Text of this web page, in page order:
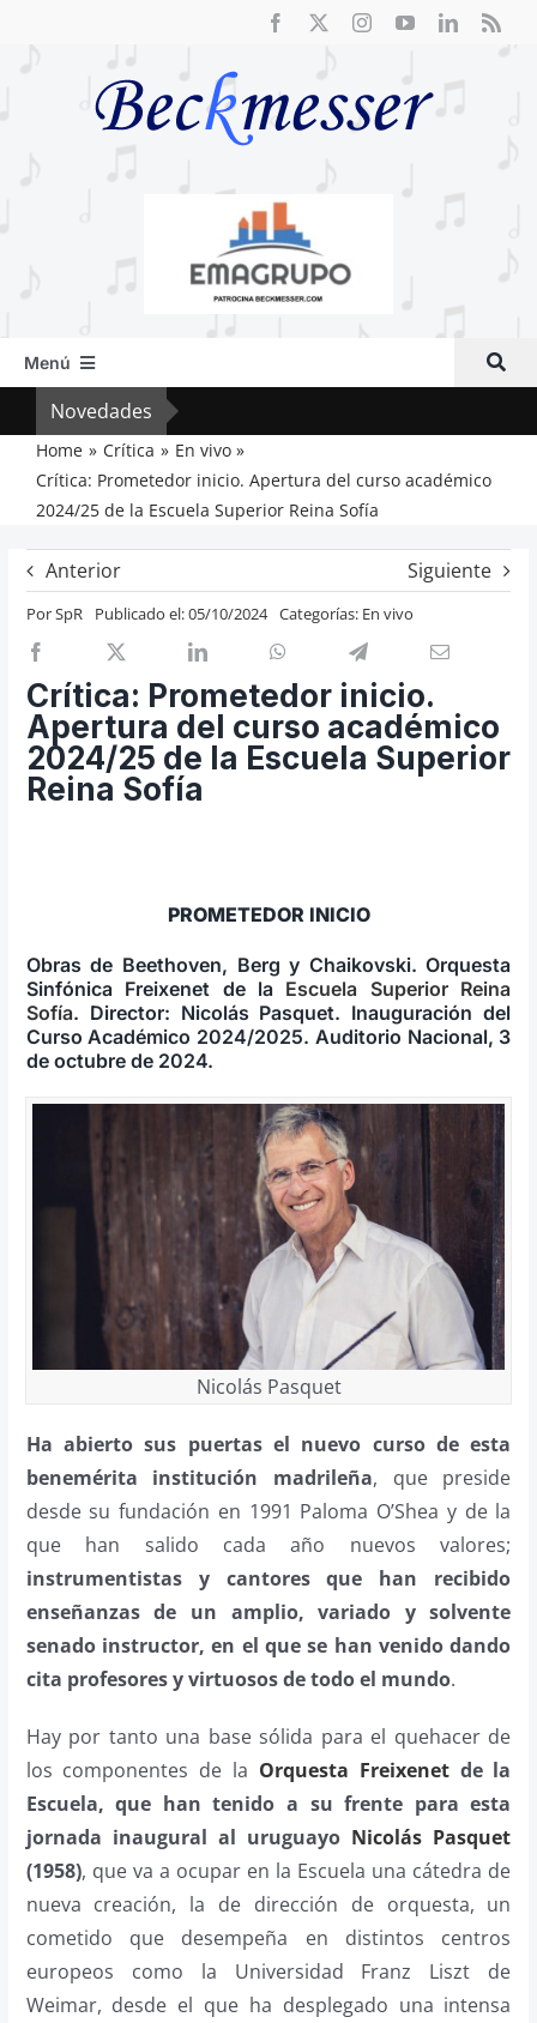
Menú
Inicio
Actual
Artículos
Previos de ópera
Entrevistas
Recomendación
Cosas de Beckmesser
Nosotros y privacidad
Buscar:
Novedades
Home Crítica
En vivo
Crítica: Prometedor inicio. Apertura del curso académico
2024/25 de la Escuela Superior Reina Sofía
Anterior Siguiente
PorSpR Publicado el: 05/10/2024 Categorías: En vivo
Crítica: Prometedor inicio.
Apertura del curso académico
2024/25 de la Escuela Superior
Reina Sofía
PROMETEDOR INICIO
Obras de Beethoven, Berg y Chaikovski. Orquesta
Sinfónica Freixenet de la Escuela Superior Reina
Sofía. Director: Nicolás Pasquet. Inauguración del
Curso Académico 2024/2025. Auditorio Nacional, 3
de octubre de 2024.
Nicolás Pasquet
Ha abierto sus puertas el nuevo curso de esta
benemérita institución madrileña, que preside
desde su fundación en 1991 Paloma O’Shea y de la
que han salido cada año nuevos valores;
instrumentistas y cantores que han recibido
enseñanzas de un amplio, variado y solvente
senado instructor, en el que se han venido dando
cita profesores y virtuosos de todo el mundo.
Hay por tanto una base sólida para el quehacer de
los componentes de la Orquesta Freixenetde la
Escuela, que han tenido a su frente para esta
jornada inaugural al uruguayo Nicolás Pasquet
(1958), que va a ocupar en la Escuela una cátedra de
nueva creación, la de dirección de orquesta, un
cometido que desempeña en distintos centros
europeos como la Universidad Franz Liszt de
Weimar, desde el que ha desplegado una intensa